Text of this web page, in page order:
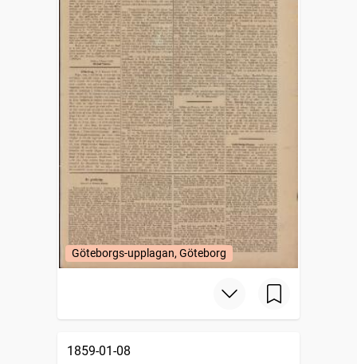
Göteborgs-upplagan, Göteborg
1859-01-08